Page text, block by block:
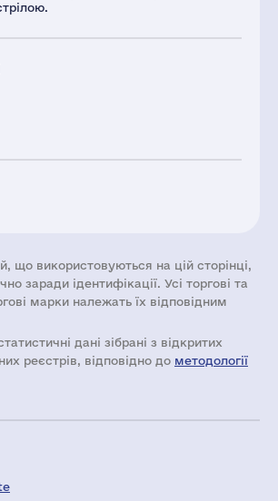
що використовуються на цій сторінці,
заради ідентифікації. Усі торгові та
марки належать їх відповідним
дані зібрані з відкритих
реєстрів, відповідно до методології